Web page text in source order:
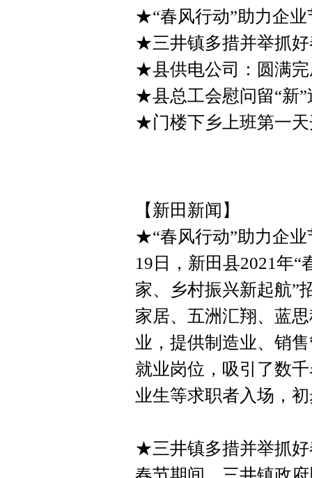
★“春风行动”助力企业
★三井镇多措并举抓
★县供电公司：圆满
★县总工会慰问留“新”
★门楼下乡上班第一
【新田新闻】
★“春风行动”助力企业
19日，新田县2021年“
家、乡村振兴新起航”
家居、五洲汇翔、蓝
业，提供制造业、销
就业岗位，吸引了数
业生等求职者入场，
★三井镇多措并举抓